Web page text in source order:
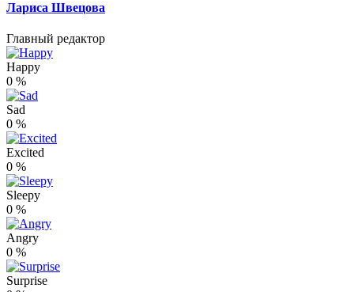
Лариса Швецова
Главный редактор
Happy
0 %
Sad
0 %
Excited
0 %
Sleepy
0 %
Angry
0 %
Surprise